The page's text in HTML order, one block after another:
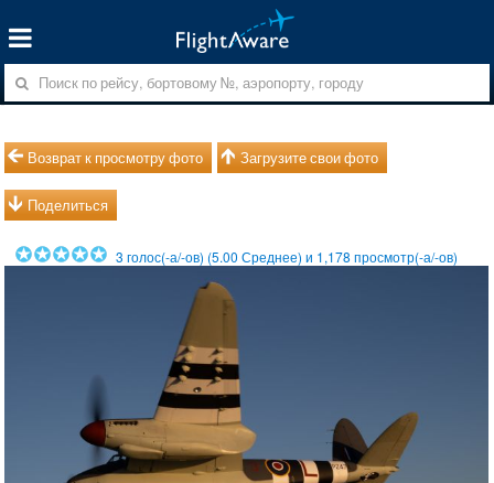
Возврат к просмотру фото Загрузите свои фото
Поделиться
3 голос(-а/-ов) (5.00 Среднее) и 1,178 просмотр(-а/-ов)